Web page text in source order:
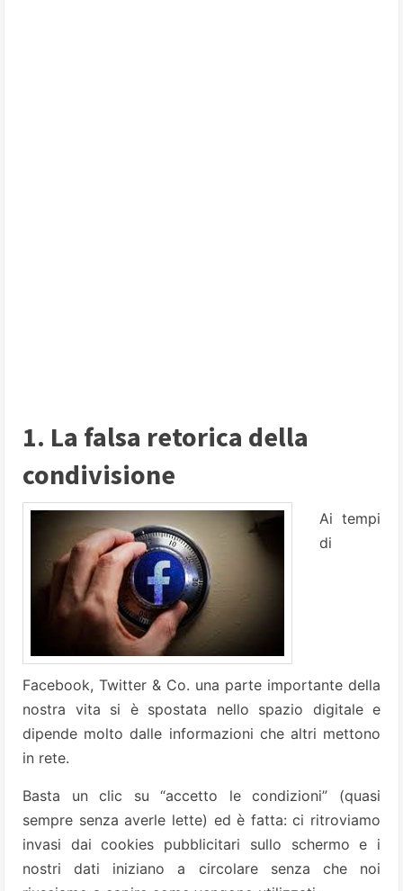
1. La falsa retorica della
condivisione
Ai tempi
di
Facebook, Twitter & Co. una parte importante della
nostra vita si è spostata nello spazio digitale e
dipende molto dalle informazioni che altri mettono
in rete.
Basta un clic su “accetto le condizioni” (quasi
sempre senza averle lette) ed è fatta: ci ritroviamo
invasi dai cookies pubblicitari sullo schermo e i
nostri dati iniziano a circolare senza che noi